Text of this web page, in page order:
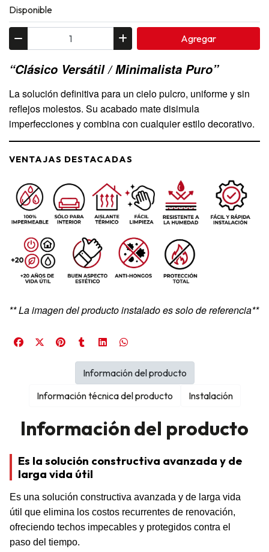
Disponible
Agregar
“Clásico Versátil / Minimalista Puro”
La solución definitiva para un cielo pulcro, uniforme y sin
reflejos molestos. Su acabado mate disimula
imperfecciones y combina con cualquier estilo decorativo.
VENTAJAS DESTACADAS
** La imagen del producto instalado es solo de referencia**
Información del producto
Es la solución constructiva avanzada y de
larga vida útil
Es una solución constructiva avanzada y de larga vida
útil que elimina los costos recurrentes de renovación,
ofreciendo techos impecables y protegidos contra el
paso del tiempo.
Información del producto
Información técnica del producto
Instalación